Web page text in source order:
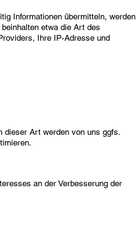
Informationen übermitteln, werden
etwa die Art des
Ihre IP-Adresse und
dieser Art werden von uns ggfs.
an der Verbesserung der